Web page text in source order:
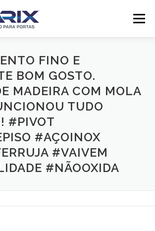
Menu
TV MARIX
CONTATO
FINO E
BOM GOSTO.
MADEIRA COM MOLA
TUDO
#PIVOT
#AÇOINOX
#VAIVEM
#NÃOOXIDA